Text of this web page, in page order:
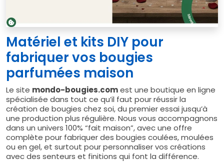
Matériel et kits DIY pour
fabriquer vos bougies
parfumées maison
Le site mondo-bougies.comest une boutique en ligne
spécialisée dans tout ce qu’il faut pour réussir la
création de bougies chez soi, du premier essai jusqu’à
une production plus régulière. Nous vous accompagnons
dans un univers 100% “fait maison”, avec une offre
complète pour fabriquer des bougies coulées, moulées
ou en gel, et surtout pour personnaliser vos créations
avec des senteurs et finitions qui font la différence.